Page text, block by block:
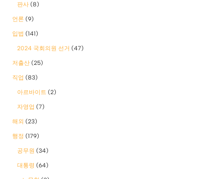
판사 (8)
언론 (9)
입법 (141)
2024 국회의원 선거 (47)
저출산 (25)
직업 (83)
아르바이트 (2)
자영업 (7)
해외 (23)
행정 (179)
공무원 (34)
대통령 (64)